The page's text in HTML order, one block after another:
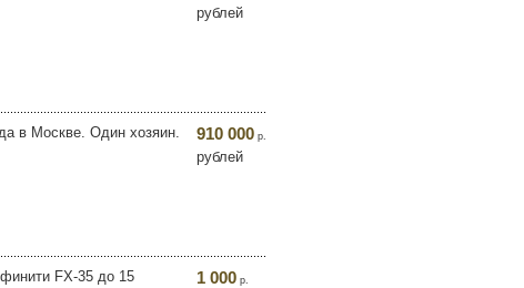
рублей
в Москве. Один хозяин.
910 000 р.
рублей
FX-35 до 15
1 000 р.